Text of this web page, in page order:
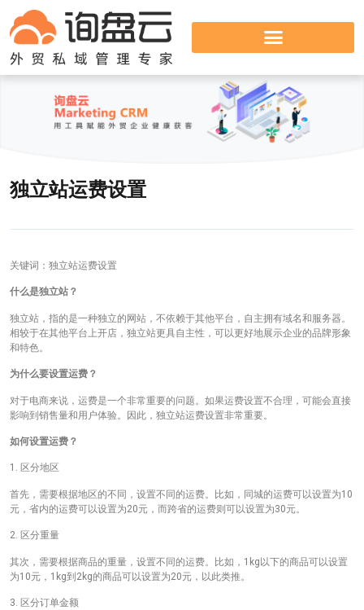
独立站运费设置
关键词：独立站运费设置
什么是独立站？
独立站，指的是一种独立的网站，不依赖于其他平台，自主拥有域名和服务器。
相较于在其他平台上开店，独立站更具自主性，可以更好地展示企业的品牌形象
和特色。
为什么要设置运费？
对于电商来说，运费是一个非常重要的问题。如果运费设置不合理，可能会直接
影响到销售量和用户体验。因此，独立站运费设置非常重要。
如何设置运费？
1. 区分地区
首先，需要根据地区的不同，设置不同的运费。比如，同城的运费可以设置为10
元，省内的运费可以设置为20元，而跨省的运费则可以设置为30元。
2. 区分重量
其次，需要根据商品的重量，设置不同的运费。比如，1kg以下的商品可以设置
为10元，1kg到2kg的商品可以设置为20元，以此类推。
3. 区分订单金额